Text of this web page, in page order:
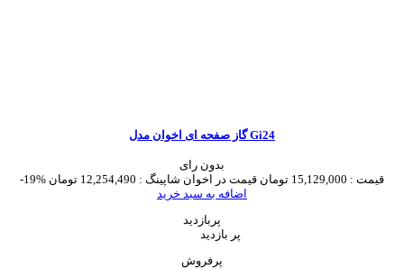
گاز صفحه ای اخوان مدل Gi24
بدون رای
-19%
قیمت : 15,129,000 تومان قیمت در اخوان شاپینگ : 12,254,490 تومان
اضافه به سبد خرید
پربازدید
پر بازدید
پرفروش